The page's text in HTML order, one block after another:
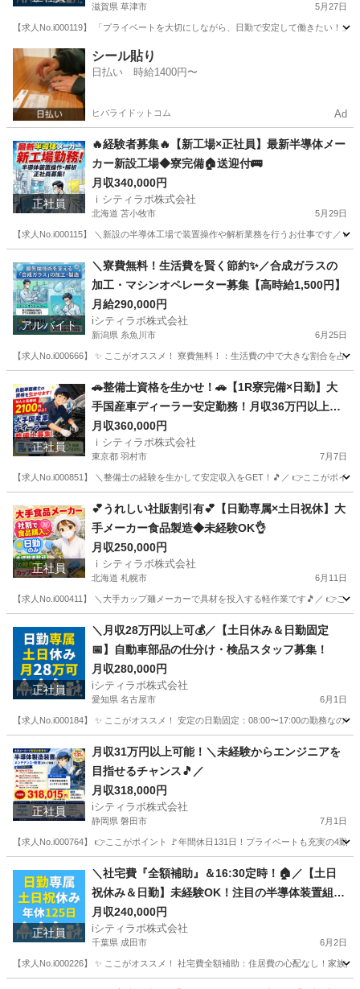
滋賀県 草津市 5月27日
【求人No.i000119】 「プライベートを大切にしながら、日勤で安定して働きたい！
滋賀 草津市 その他
シール貼り
日払い 時給1400円〜
ヒバライドットコム Ad
正社員
🔥経験者募集🔥【新工場×正社員】最新半導体メー
カー新設工場◆寮完備🏠送迎付🚌
月収340,000円
ｉシティラボ株式会社
北海道 苫小牧市 5月29日
【求人No.i000115】 ＼新設の半導体工場で装置操作や解析業務を行うお仕事です／
その他
アルバイト
＼寮費無料！生活費を賢く節約✨／合成ガラスの
加工・マシンオペレーター募集【高時給1,500円】
月給290,000円
iシティラボ株式会社
新潟県 糸魚川市 6月25日
【求人No.i000666】 ✨ ここがオススメ！ 寮費無料！：生活費の中で大きな割合を占
その他 無料
正社員
🚗整備士資格を生かせ！🚗【1R寮完備×日勤】大
手国産車ディーラー安定勤務！月収36万円以上
可！
月収360,000円
ｉシティラボ株式会社
東京都 羽村市 7月7日
【求人No.i000851】 ＼整備士の経験を生かして安定収入をGET！🎵／ 👉ここがポイ
その他 ディーラー
正社員
💕うれしい社販割引有💕【日勤専属×土日祝休】大
手メーカー食品製造◆未経験OK👌
月収250,000円
ｉシティラボ株式会社
北海道 札幌市 6月11日
【求人No.i000411】 ＼大手カップ麺メーカーで具材を投入する軽作業です🎵／ 👉こ
その他 未経験
正社員
＼月収28万円以上可💰／【土日休み＆日勤固定
📅】自動車部品の仕分け・検品スタッフ募集！
月収280,000円
iシティラボ株式会社
愛知県 名古屋市 6月1日
【求人No.i000184】 ✨ ここがオススメ！ 安定の日勤固定：08:00〜17:00の勤務なの
その他
正社員
月収31万円以上可能！＼未経験からエンジニアを
目指せるチャンス🎵／
月収318,000円
iシティラボ株式会社
静岡県 磐田市 7月1日
【求人No.i000764】 👉ここがポイント 🚩年間休日131日！プライベートも充実の4
半導体 未経験
正社員
＼社宅費『全額補助』＆16:30定時！🏠／【土日
祝休み＆日勤】未経験OK！注目の半導体装置組立
スタッフ募集✨
月収240,000円
iシティラボ株式会社
千葉県 成田市 6月2日
【求人No.i000226】 ✨ ここがオススメ！ 社宅費全額補助：住居費の心配なし！家族